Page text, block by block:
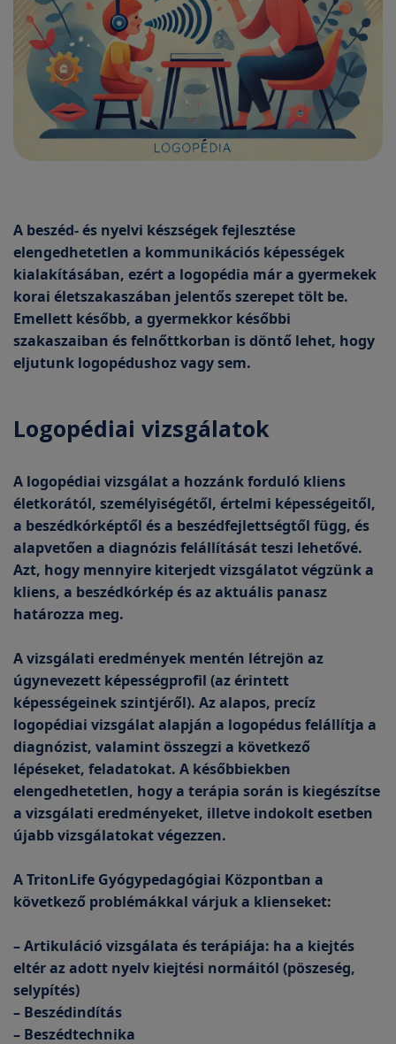
A beszéd- és nyelvi készségek fejlesztése
elengedhetetlen a kommunikációs képességek
kialakításában, ezért a logopédia már a gyermekek
korai életszakaszában jelentős szerepet tölt be.
Emellett később, a gyermekkor későbbi
szakaszaiban és felnőttkorban is döntő lehet, hogy
eljutunk logopédushoz vagy sem.
Logopédiai vizsgálatok
A logopédiai vizsgálat a hozzánk forduló kliens
életkorától, személyiségétől, értelmi képességeitől,
a beszédkórképtől és a beszédfejlettségtől függ, és
alapvetően a diagnózis felállítását teszi lehetővé.
Azt, hogy mennyire kiterjedt vizsgálatot végzünk a
kliens, a beszédkórkép és az aktuális panasz
határozza meg.
A vizsgálati eredmények mentén létrejön az
úgynevezett képességprofil (az érintett
képességeinek szintjéről). Az alapos, precíz
logopédiai vizsgálat alapján a logopédus felállítja a
diagnózist, valamint összegzi a következő
lépéseket, feladatokat. A későbbiekben
elengedhetetlen, hogy a terápia során is kiegészítse
a vizsgálati eredményeket, illetve indokolt esetben
újabb vizsgálatokat végezzen.
A TritonLife Gyógypedagógiai Központban a
következő problémákkal várjuk a klienseket:
– Artikuláció vizsgálata és terápiája: ha a kiejtés
eltér az adott nyelv kiejtési normáitól (pöszeség,
selypítés)
– Beszédindítás
– Beszédtechnika